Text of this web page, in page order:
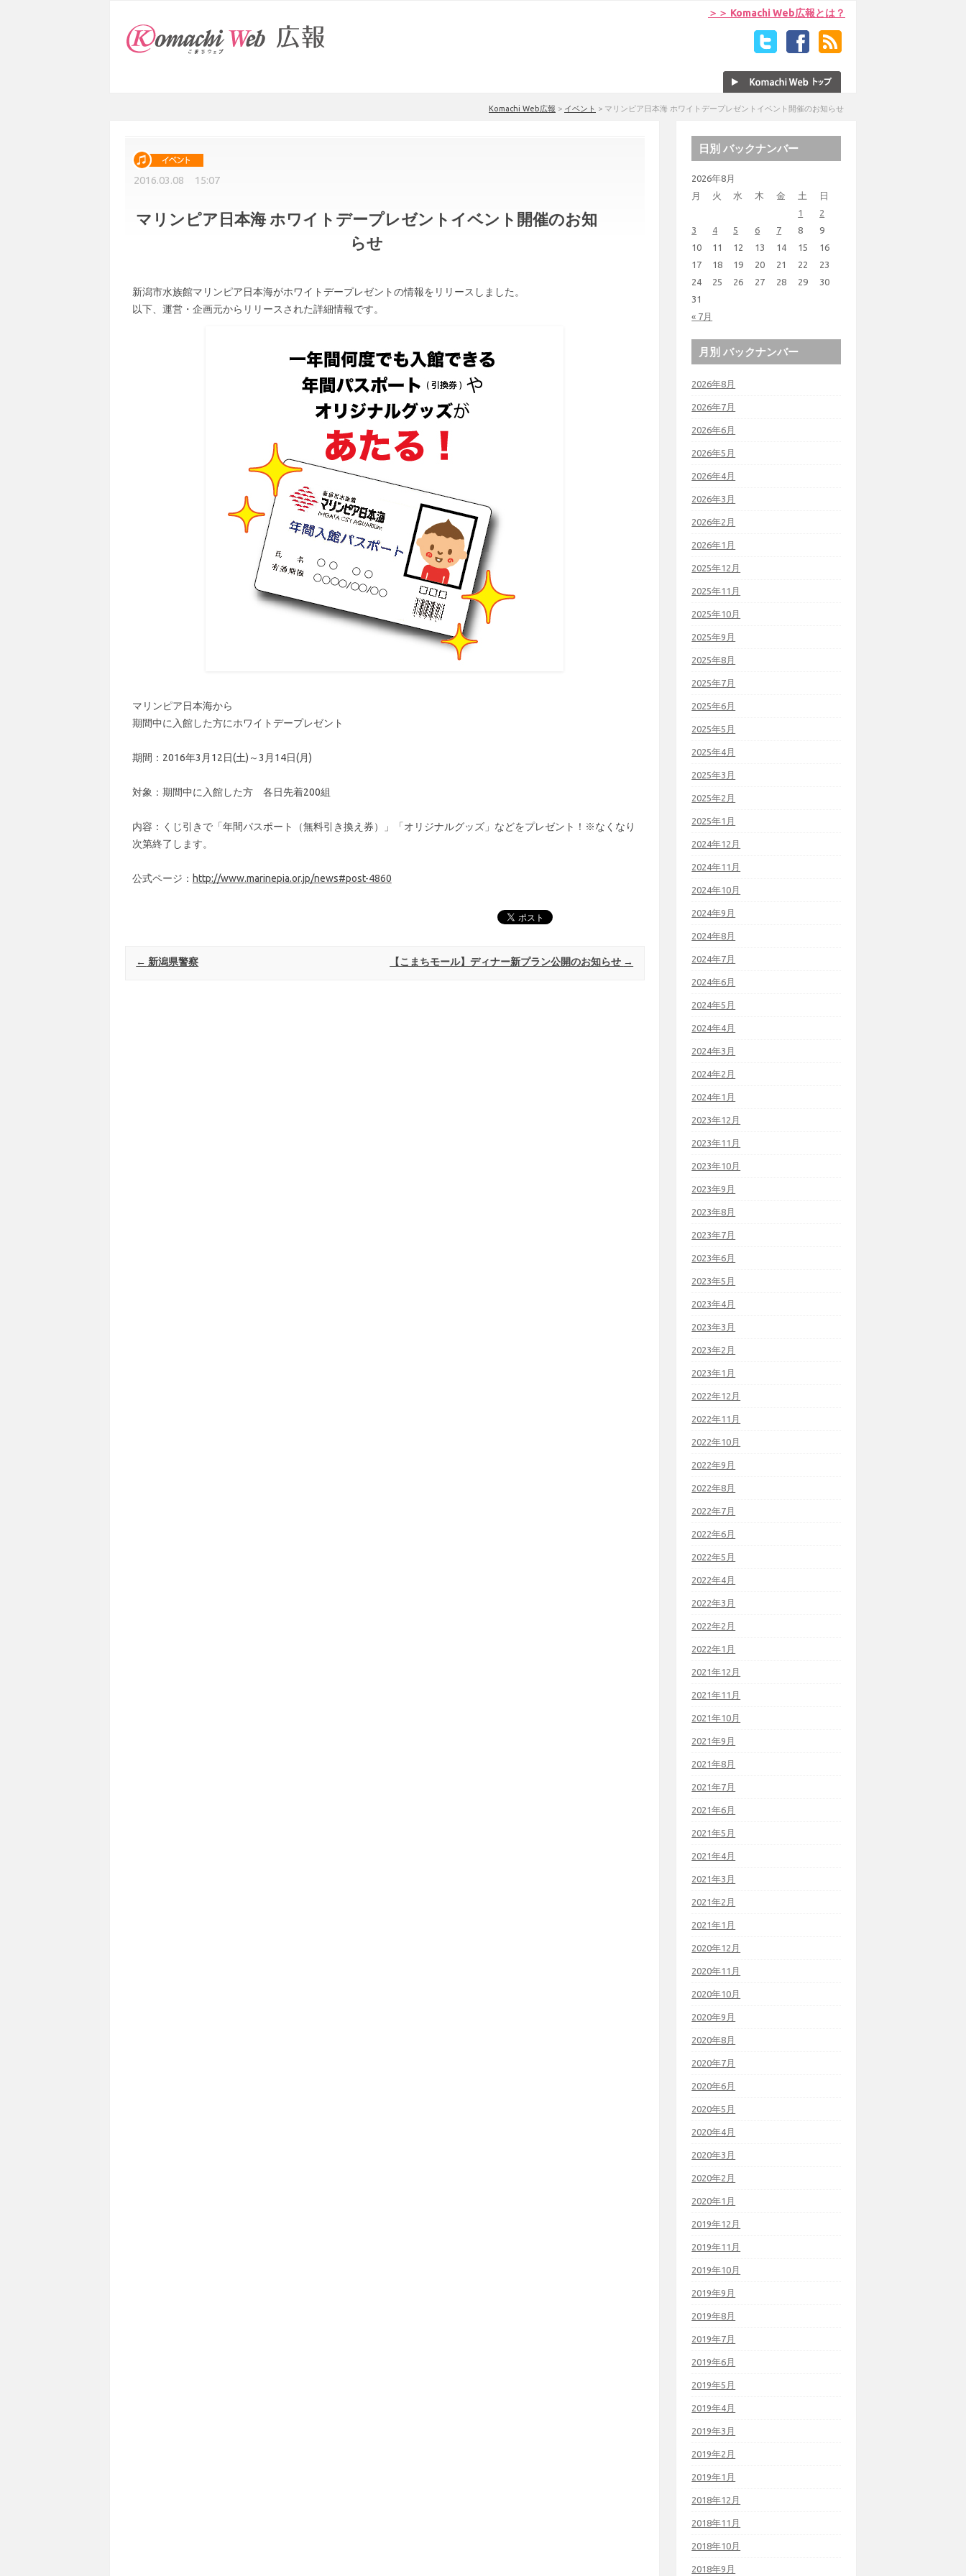
＞＞ Komachi Web広報とは？
Komachi Web広報 > イベント > マリンピア日本海 ホワイトデープレゼントイベント開催のお知らせ
2016.03.08 15:07
マリンピア日本海 ホワイトデープレゼントイベント開催のお知
らせ
新潟市水族館マリンピア日本海がホワイトデープレゼントの情報をリリースしました。
以下、運営・企画元からリリースされた詳細情報です。
マリンピア日本海から
期間中に入館した方にホワイトデープレゼント
期間：2016年3月12日(土)～3月14日(月)
対象：期間中に入館した方 各日先着200組
内容：くじ引きで「年間パスポート（無料引き換え券）」「オリジナルグッズ」などをプレゼント！※なくなり
次第終了します。
公式ページ： http://www.marinepia.or.jp/news#post-4860
Post navigation
← 新潟県警察 【こまちモール】ディナー新プラン公開のお知らせ →
日別 バックナンバー
2026年8月
月
火 水 木 金 土 日
« 7月
1
2
3
4 5 6 7 8
9
10
11 12 13 14 15
16
17
18 19 20 21 22
23
24
25 26 27 28 29
30
31
月別 バックナンバー
2026年8月
2026年7月
2026年6月
2026年5月
2026年4月
2026年3月
2026年2月
2026年1月
2025年12月
2025年11月
2025年10月
2025年9月
2025年8月
2025年7月
2025年6月
2025年5月
2025年4月
2025年3月
2025年2月
2025年1月
2024年12月
2024年11月
2024年10月
2024年9月
2024年8月
2024年7月
2024年6月
2024年5月
2024年4月
2024年3月
2024年2月
2024年1月
2023年12月
2023年11月
2023年10月
2023年9月
2023年8月
2023年7月
2023年6月
2023年5月
2023年4月
2023年3月
2023年2月
2023年1月
2022年12月
2022年11月
2022年10月
2022年9月
2022年8月
2022年7月
2022年6月
2022年5月
2022年4月
2022年3月
2022年2月
2022年1月
2021年12月
2021年11月
2021年10月
2021年9月
2021年8月
2021年7月
2021年6月
2021年5月
2021年4月
2021年3月
2021年2月
2021年1月
2020年12月
2020年11月
2020年10月
2020年9月
2020年8月
2020年7月
2020年6月
2020年5月
2020年4月
2020年3月
2020年2月
2020年1月
2019年12月
2019年11月
2019年10月
2019年9月
2019年8月
2019年7月
2019年6月
2019年5月
2019年4月
2019年3月
2019年2月
2019年1月
2018年12月
2018年11月
2018年10月
2018年9月